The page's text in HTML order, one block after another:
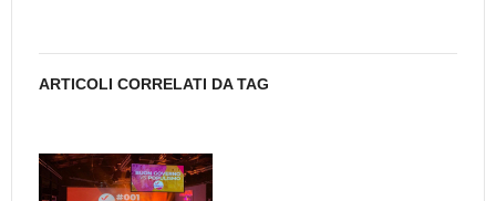
ARTICOLI CORRELATI DA TAG